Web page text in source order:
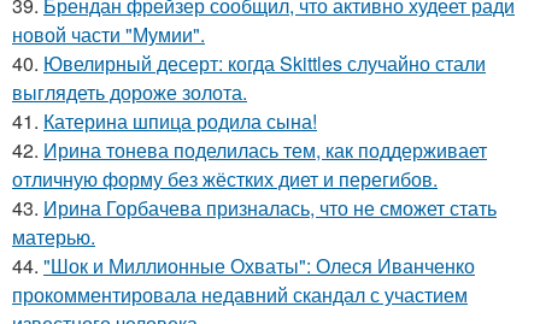
39. Брендан фрейзер сообщил, что активно худеет ради
новой части "Мумии".
40. Ювелирный десерт: когда Skittles случайно стали
выглядеть дороже золота.
41. Катерина шпица родила сына!
42. Ирина тонева поделилась тем, как поддерживает
отличную форму без жёстких диет и перегибов.
43. Ирина Горбачева призналась, что не сможет стать
матерью.
44. "Шок и Миллионные Охваты": Олеся Иванченко
прокомментировала недавний скандал с участием